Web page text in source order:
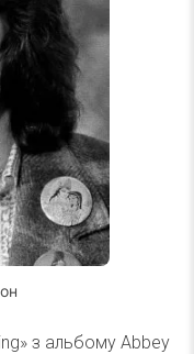
з альбому Abbey